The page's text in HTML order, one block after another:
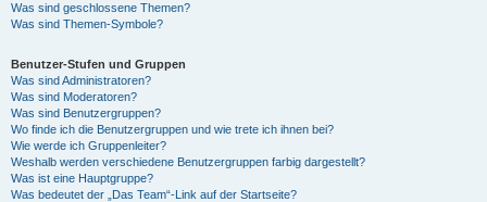
Was sind geschlossene Themen?
Was sind Themen-Symbole?
Benutzer-Stufen und Gruppen
Was sind Administratoren?
Was sind Moderatoren?
Was sind Benutzergruppen?
Wo finde ich die Benutzergruppen und wie trete ich ihnen bei?
Wie werde ich Gruppenleiter?
Weshalb werden verschiedene Benutzergruppen farbig dargestellt?
Was ist eine Hauptgruppe?
Was bedeutet der „Das Team“-Link auf der Startseite?